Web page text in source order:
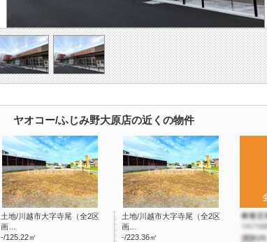
ヤオコー/ふじみ野大原店の近くの物件
土地/川越市大字寺尾（全2区
画…
-/125.22㎡
土地/川越市大字寺尾（全2区
画…
-/223.36㎡